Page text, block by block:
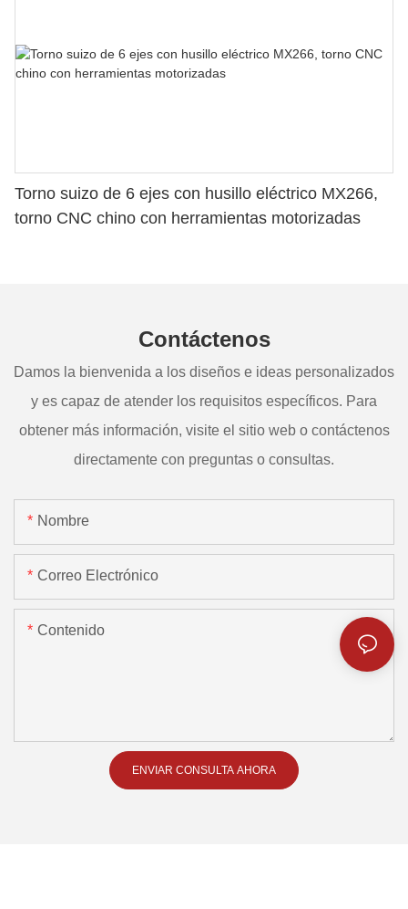
Torno suizo de 6 ejes con husillo eléctrico MX266,
torno CNC chino con herramientas motorizadas
Contáctenos
Damos la bienvenida a los diseños e ideas personalizados
y es capaz de atender los requisitos específicos. Para
obtener más información, visite el sitio web o contáctenos
directamente con preguntas o consultas.
Nombre
Correo Electrónico
Contenido
ENVIAR CONSULTA AHORA